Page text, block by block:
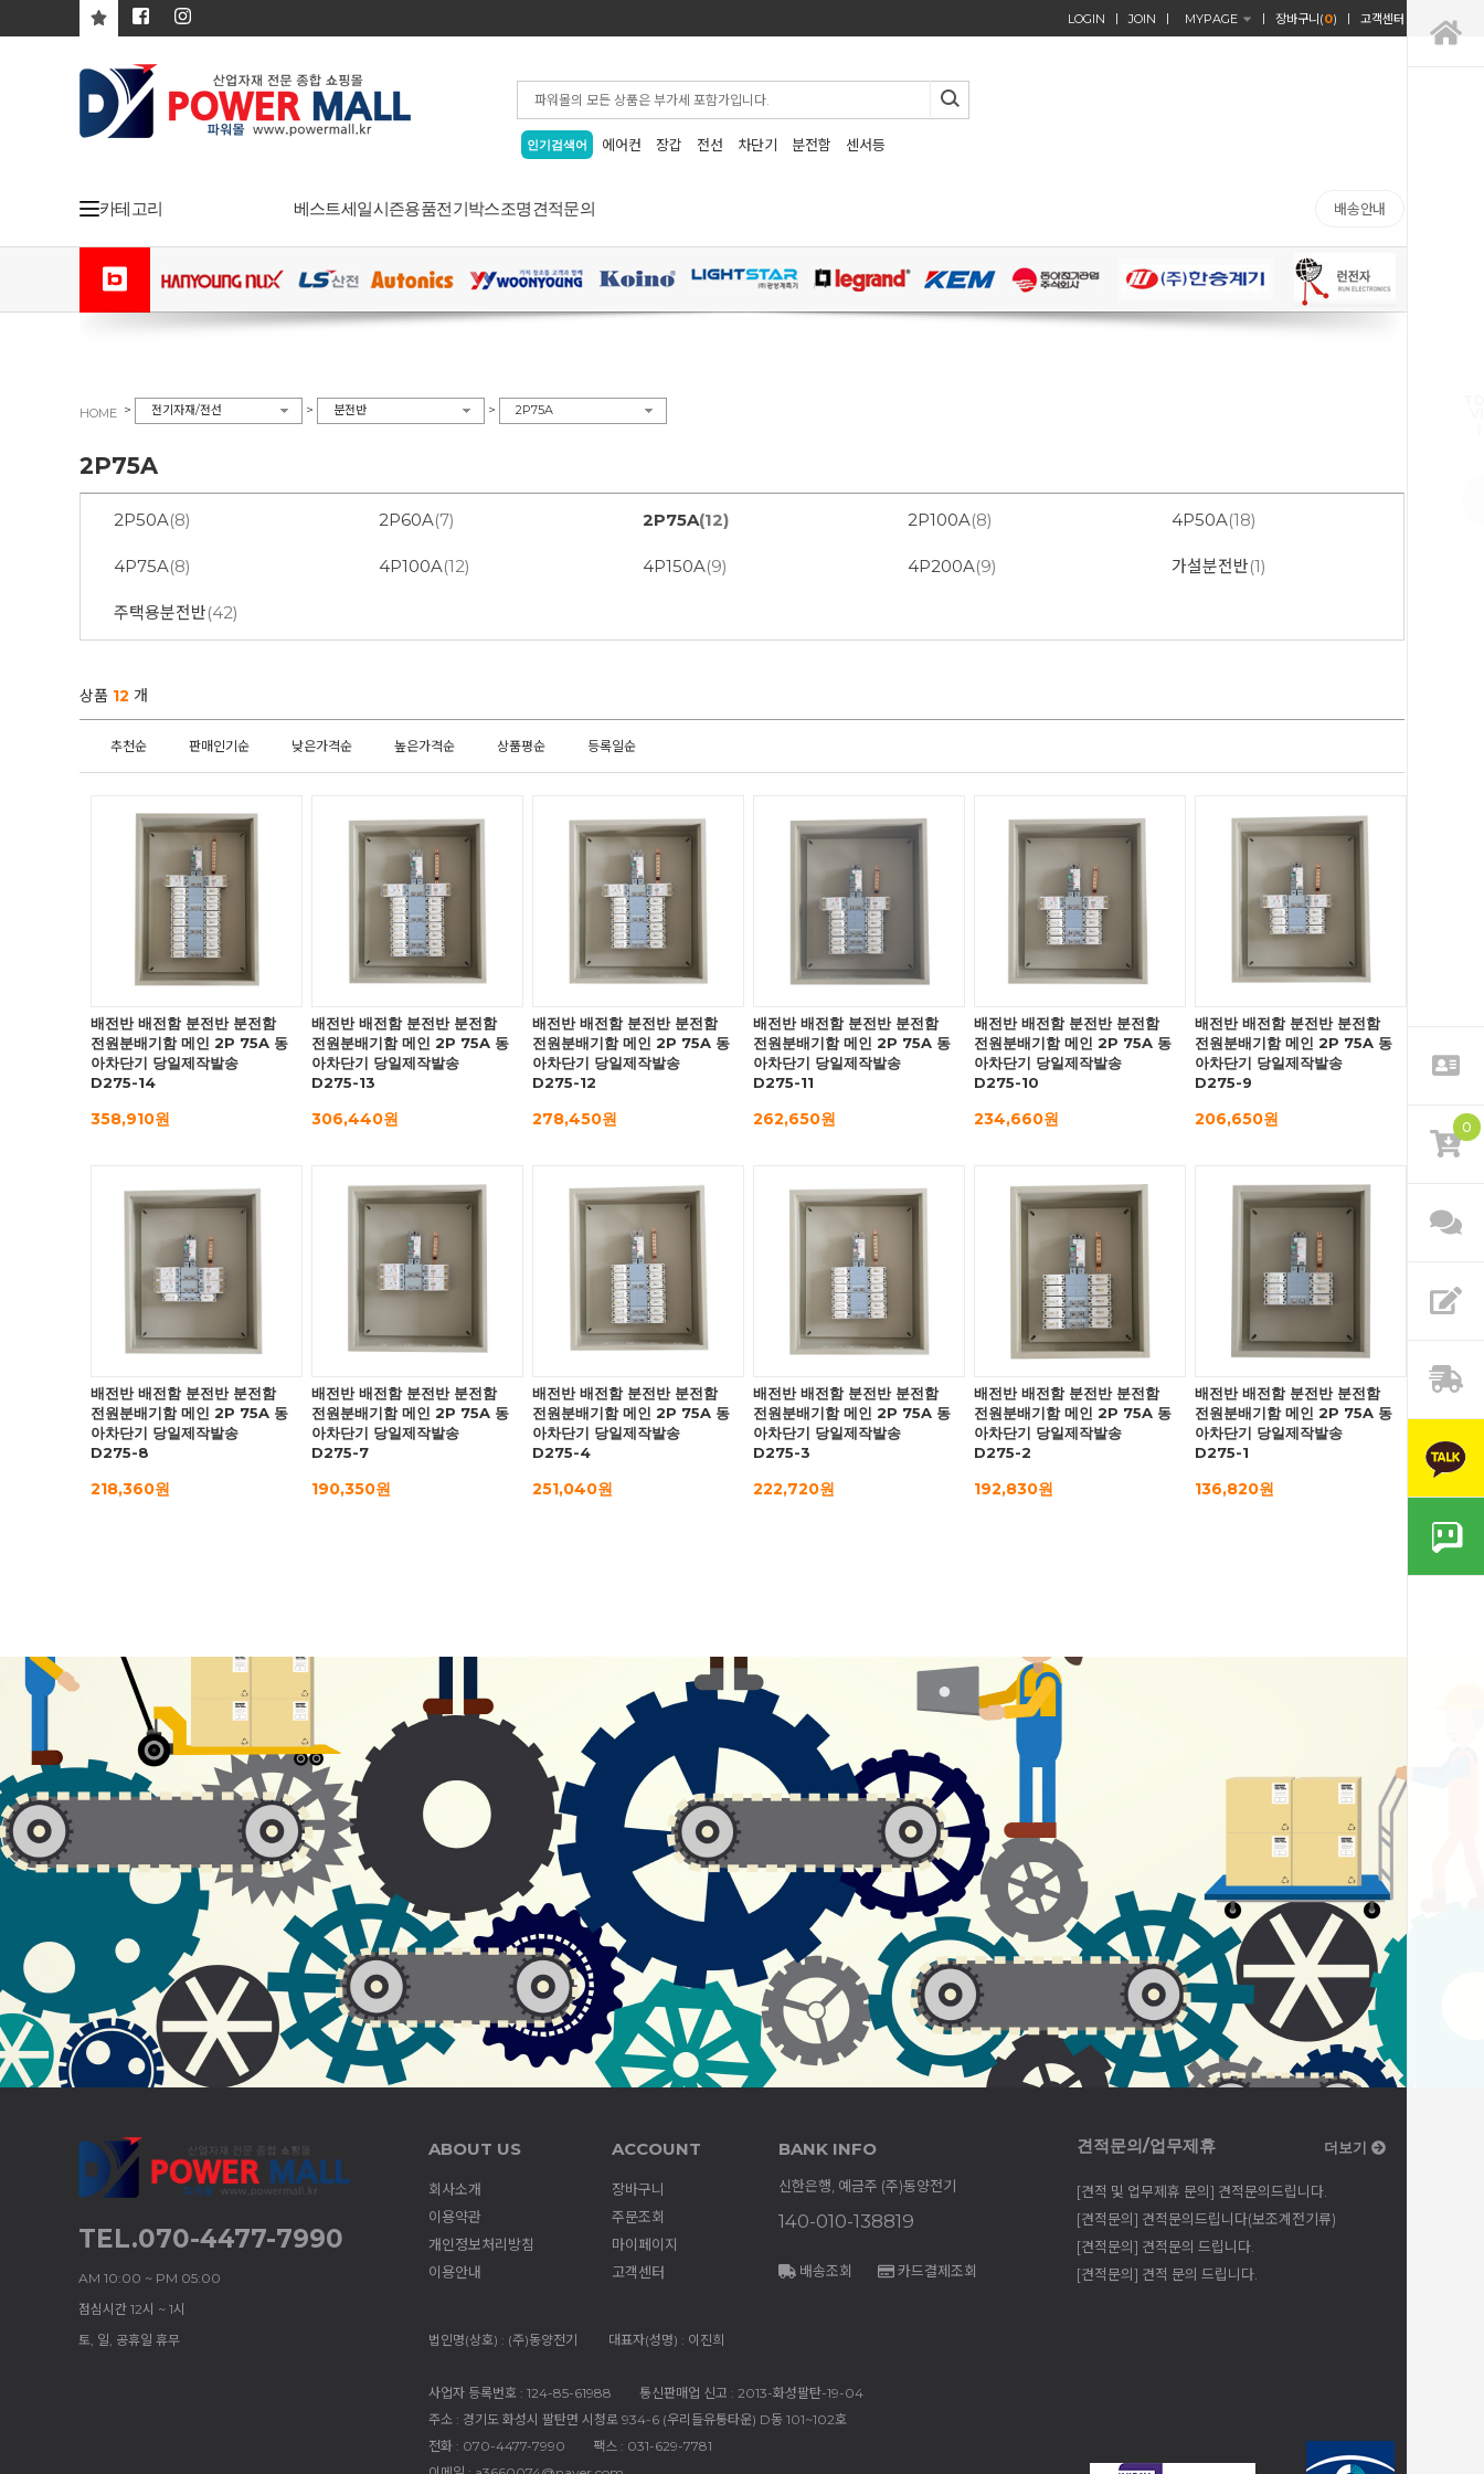
0
LOGIN JOIN MYPAGE 장바구니(0) 고객센터
인기검색어 에어컨 장갑 전선 차단기 분전함 센서등
카테고리 베스트세일시즌용품전기박스조명견적문의 배송안내
HOME > 전기자재/전선 > 분전반 > 2P75A
2P75A
2P50A(8) 2P60A(7) 2P75A(12) 2P100A(8) 4P50A(18)
4P75A(8) 4P100A(12) 4P150A(9) 4P200A(9) 가설분전반(1)
주택용분전반(42)
상품 12 개
추천순 판매인기순 낮은가격순 높은가격순 상품평순 등록일순
배전반 배전함 분전반 분전함
전원분배기함 메인 2P 75A 동
아차단기 당일제작발송
D275-14
358,910원
배전반 배전함 분전반 분전함
전원분배기함 메인 2P 75A 동
아차단기 당일제작발송
D275-13
306,440원
배전반 배전함 분전반 분전함
전원분배기함 메인 2P 75A 동
아차단기 당일제작발송
D275-12
278,450원
배전반 배전함 분전반 분전함
전원분배기함 메인 2P 75A 동
아차단기 당일제작발송
D275-11
262,650원
배전반 배전함 분전반 분전함
전원분배기함 메인 2P 75A 동
아차단기 당일제작발송
D275-10
234,660원
배전반 배전함 분전반 분전함
전원분배기함 메인 2P 75A 동
아차단기 당일제작발송
D275-9
206,650원
배전반 배전함 분전반 분전함
전원분배기함 메인 2P 75A 동
아차단기 당일제작발송
D275-8
218,360원
배전반 배전함 분전반 분전함
전원분배기함 메인 2P 75A 동
아차단기 당일제작발송
D275-7
190,350원
배전반 배전함 분전반 분전함
전원분배기함 메인 2P 75A 동
아차단기 당일제작발송
D275-4
251,040원
배전반 배전함 분전반 분전함
전원분배기함 메인 2P 75A 동
아차단기 당일제작발송
D275-3
222,720원
배전반 배전함 분전반 분전함
전원분배기함 메인 2P 75A 동
아차단기 당일제작발송
D275-2
192,830원
배전반 배전함 분전반 분전함
전원분배기함 메인 2P 75A 동
아차단기 당일제작발송
D275-1
136,820원
TEL.070-4477-7990
AM 10:00 ~ PM 05:00
점심시간 12시 ~ 1시
토, 일, 공휴일 휴무
ABOUT US
회사소개
이용약관
개인정보처리방침
이용안내
ACCOUNT
장바구니
주문조회
마이페이지
고객센터
BANK INFO
신한은행, 예금주 (주)동양전기
140-010-138819
배송조회 카드결제조회
견적문의/업무제휴 더보기
[견적 및 업무제휴 문의] 견적문의드립니다.
[견적문의] 견적문의드립니다(보조계전기류)
[견적문의] 견적문의 드립니다.
[견적문의] 견적 문의 드립니다.
법인명(상호) : (주)동양전기 대표자(성명) : 이진희
사업자 등록번호 : 124-85-61988
통신판매업 신고 : 2013-화성팔탄-19-04
주소 : 경기도 화성시 팔탄면 시청로 934-6 (우리들유통타운) D동 101~102호
전화 : 070-4477-7990
팩스 : 031-629-7781